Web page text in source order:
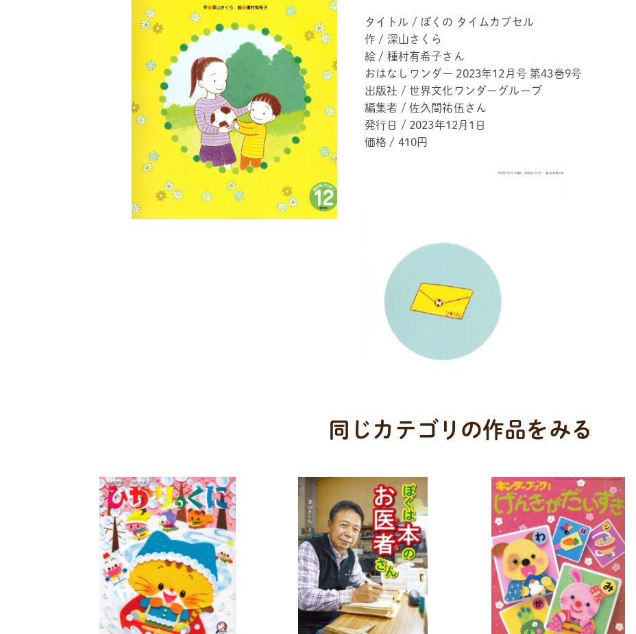
タイトル / ぼくの タイムカプセル
作 / 深山さくら
絵 / 種村有希子さん
おはなしワンダー 2023年12月号 第43巻9号
出版社 / 世界文化ワンダーグループ
編集者 / 佐久間祐伍さん
発行日 / 2023年12月1日
価格 / 410円
同じカテゴリの作品をみる